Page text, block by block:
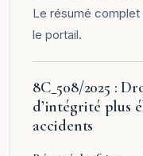
Le résumé
le portail.
8C_508/2025 :
d’intégrité plus
accidents